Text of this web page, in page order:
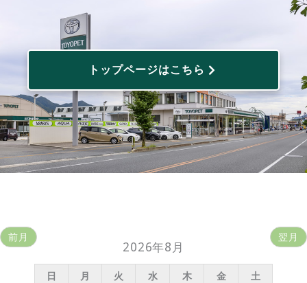
トップページはこちら
前月 翌月
2026年8月
日 月 火 水 木 金 土